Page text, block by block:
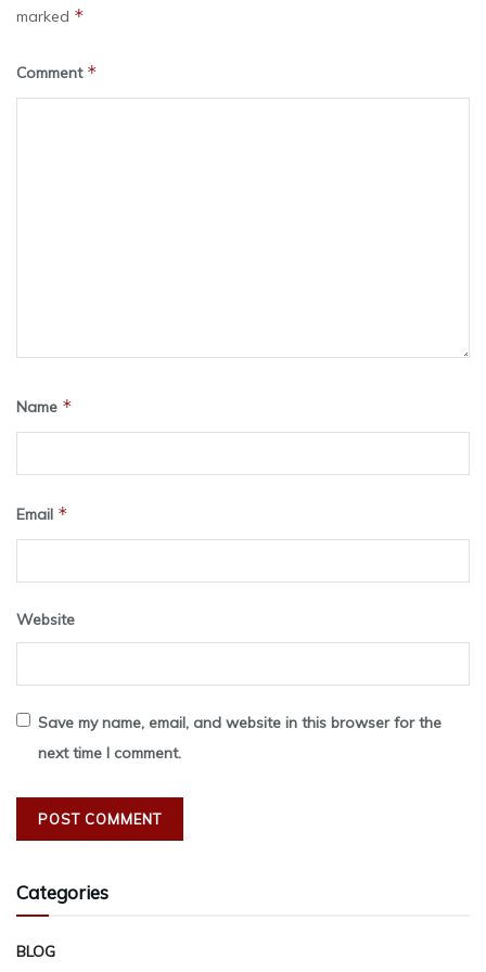
marked *
Comment *
Name *
Email *
Website
Save my name, email, and website in this browser for the
next time I comment.
Categories
BLOG